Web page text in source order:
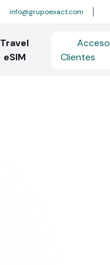
info@grupoexact.com
Travel
eSIM
Acceso
Clientes